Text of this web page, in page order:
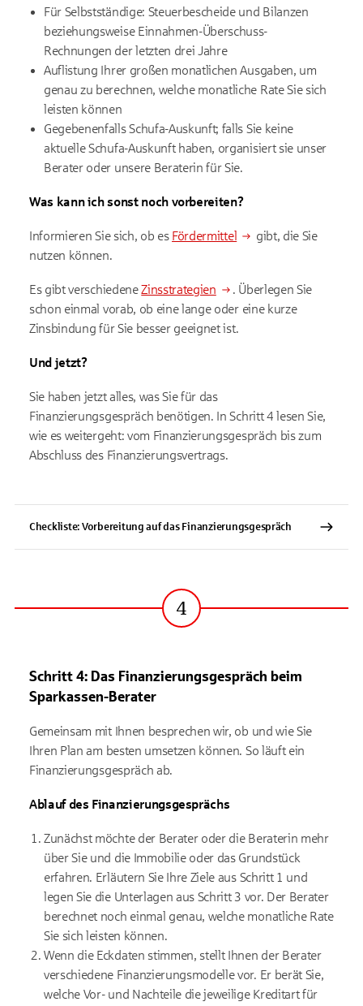
Für Selbstständige: Steuerbescheide und Bilanzen
beziehungsweise Einnahmen-Überschuss-
Rechnungen der letzten drei Jahre
Auflistung Ihrer großen monatlichen Ausgaben, um
genau zu berechnen, welche monatliche Rate Sie sich
leisten können
Gegebenenfalls Schufa-Auskunft; falls Sie keine
aktuelle Schufa-Auskunft haben, organisiert sie unser
Berater oder unsere Beraterin für Sie.
Was kann ich sonst noch vorbereiten?
Informieren Sie sich, ob es Fördermittel
gibt, die Sie
nutzen können.
Es gibt verschiedeneZinsstrategien
. Überlegen Sie
schon einmal vorab, ob eine lange oder eine kurze
Zinsbindung für Sie besser geeignet ist.
Und jetzt?
Sie haben jetzt alles, was Sie für das
Finanzierungsgespräch benötigen. In Schritt 4 lesen Sie,
wie es weitergeht: vom Finanzierungsgespräch bis zum
Abschluss des Finanzierungsvertrags.
Checkliste: Vorbereitung auf das Finanzierungsgespräch
Schritt
4
Schritt 4: Das Finanzierungsgespräch beim
Sparkassen-Berater
Gemeinsam mit Ihnen besprechen wir, ob und wie Sie
Ihren Plan am besten umsetzen können. So läuft ein
Finanzierungsgespräch ab.
Ablauf des Finanzierungsgesprächs
Zunächst möchte der Berater oder die Beraterin mehr
über Sie und die Immobilie oder das Grundstück
erfahren. Erläutern Sie Ihre Ziele aus Schritt 1 und
legen Sie die Unterlagen aus Schritt 3 vor. Der Berater
berechnet noch einmal genau, welche monatliche Rate
Sie sich leisten können.
Wenn die Eckdaten stimmen, stellt Ihnen der Berater
verschiedene Finanzierungsmodelle vor. Er berät Sie,
welche Vor- und Nachteile die jeweilige Kreditart für